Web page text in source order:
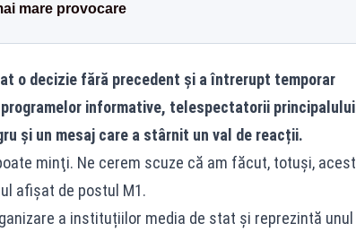
mare provocare
o decizie fără precedent și a întrerupt temporar
informative, telespectatorii principalului
și un mesaj care a stârnit un val de reacții.
minţi. Ne cerem scuze că am făcut, totuşi, acest
afișat de postul M1.
a instituțiilor media de stat și reprezintă unul